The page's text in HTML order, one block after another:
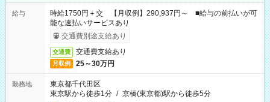
給与
時給1750円＋交 【月収例】290,937円～ ■給与の前払いが可
能な速払いサービスあり
交通費別途支給あり
交通費 交通費支給あり
月収例 25～30万円
勤務地
東京都千代田区
東京駅から徒歩1分 / 京橋(東京都)駅から徒歩5分